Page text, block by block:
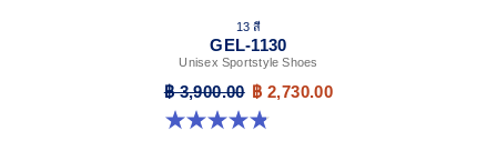
13 สี
GEL-1130
Unisex Sportstyle Shoes
฿ 3,900.00 ฿ 2,730.00
4.8 จาก 5 ดาว 398 รีวิว